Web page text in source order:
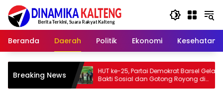
Langsung
konten
Beranda
Daerah Politik Ekonomi Kesehatan
Breaking NewsHUT ke-25, Partai Demokrat Barsel Gelar
Bakti Sosial dan Gotong Royong di
Langgar Nurul Ashfiya
Bupati
Barito